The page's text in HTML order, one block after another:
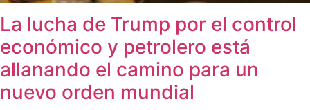
La lucha de Trump por el control
económico y petrolero está
allanando el camino para un
nuevo orden mundial